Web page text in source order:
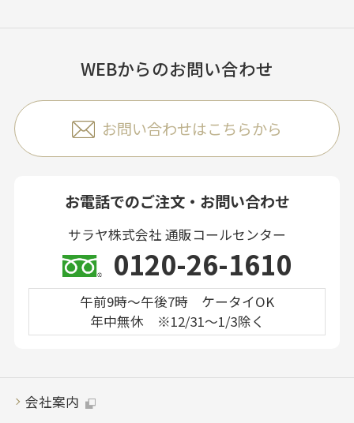
WEBからのお問い合わせ
お問い合わせはこちらから
お電話でのご注文・お問い合わせ
サラヤ株式会社 通販コールセンター
0120-26-1610
午前9時～午後7時 ケータイOK
年中無休 ※12/31～1/3除く
会社案内